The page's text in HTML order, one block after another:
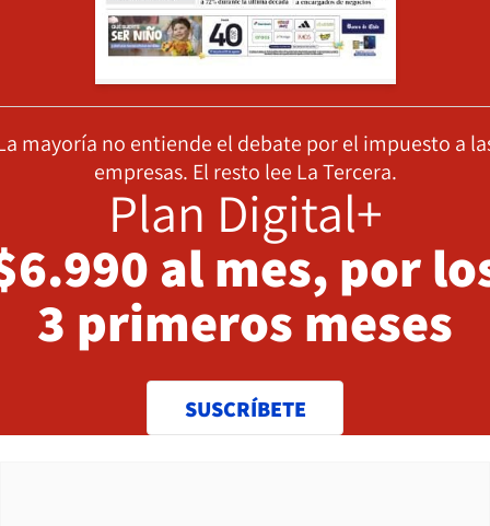
mayoría no entiende el debate por el impuesto a
empresas. El resto lee La Tercera.
Plan Digital+
al mes, por
3 primeros meses
SUSCRÍBETE